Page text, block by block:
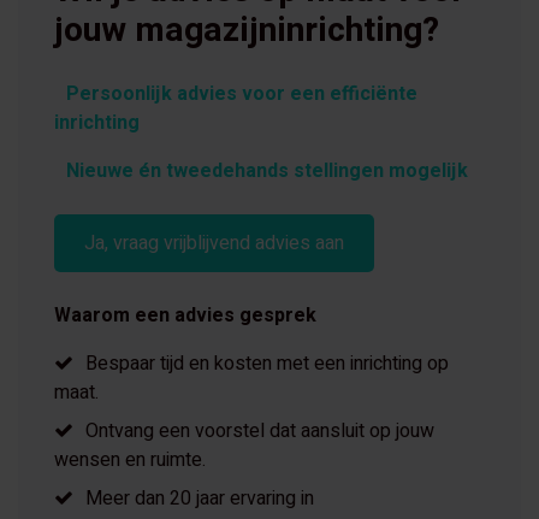
jouw magazijninrichting?
Persoonlijk advies voor een efficiënte
inrichting
Nieuwe én tweedehands stellingen mogelijk
Ja, vraag vrijblijvend advies aan
Waarom een advies gesprek
Bespaar tijd en kosten met een inrichting op
maat.
Ontvang een voorstel dat aansluit op jouw
wensen en ruimte.
Meer dan 20 jaar ervaring in